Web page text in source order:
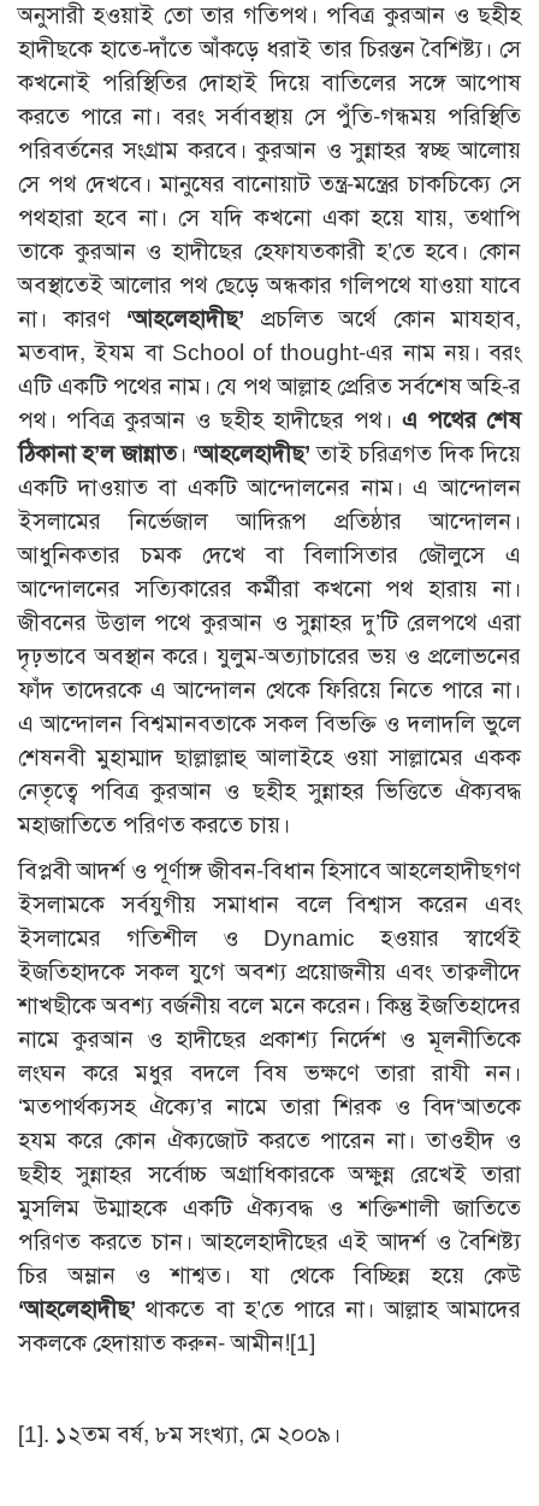
অনুসারী হওয়াই তো তার গতিপথ। পবিত্র কুরআন ও ছহীহ
হাদীছকে হাতে-দাঁতে আঁকড়ে ধরাই তার চিরন্তন বৈশিষ্ট্য। সে
কখনোই পরিস্থিতির দোহাই দিয়ে বাতিলের সঙ্গে আপোষ
করতে পারে না। বরং সর্বাবস্থায় সে পুঁতি-গন্ধময় পরিস্থিতি
পরিবর্তনের সংগ্রাম করবে। কুরআন ও সুন্নাহর স্বচ্ছ আলোয়
সে পথ দেখবে। মানুষের বানোয়াট তন্ত্র-মন্ত্রের চাকচিক্যে সে
পথহারা হবে না। সে যদি কখনো একা হয়ে যায়, তথাপি
তাকে কুরআন ও হাদীছের হেফাযতকারী হ’তে হবে। কোন
অবস্থাতেই আলোর পথ ছেড়ে অন্ধকার গলিপথে যাওয়া যাবে
না। কারণ ‘আহলেহাদীছ’ প্রচলিত অর্থে কোন মাযহাব,
মতবাদ, ইযম বা School of thought-এর নাম নয়। বরং
এটি একটি পথের নাম। যে পথ আল্লাহ প্রেরিত সর্বশেষ অহি-র
পথ। পবিত্র কুরআন ও ছহীহ হাদীছের পথ। এ পথের শেষ
ঠিকানা হ’ল জান্নাত। ‘আহলেহাদীছ’ তাই চরিত্রগত দিক দিয়ে
একটি দাওয়াত বা একটি আন্দোলনের নাম। এ আন্দোলন
ইসলামের নির্ভেজাল আদিরূপ প্রতিষ্ঠার আন্দোলন।
আধুনিকতার চমক দেখে বা বিলাসিতার জৌলুসে এ
আন্দোলনের সত্যিকারের কর্মীরা কখনো পথ হারায় না।
জীবনের উত্তাল পথে কুরআন ও সুন্নাহর দু’টি রেলপথে এরা
দৃঢ়ভাবে অবস্থান করে। যুলুম-অত্যাচারের ভয় ও প্রলোভনের
ফাঁদ তাদেরকে এ আন্দোলন থেকে ফিরিয়ে নিতে পারে না।
এ আন্দোলন বিশ্বমানবতাকে সকল বিভক্তি ও দলাদলি ভুলে
শেষনবী মুহাম্মাদ ছাল্লাল্লাহু আলাইহে ওয়া সাল্লামের একক
নেতৃত্বে পবিত্র কুরআন ও ছহীহ সুন্নাহর ভিত্তিতে ঐক্যবদ্ধ
মহাজাতিতে পরিণত করতে চায়।
বিপ্লবী আদর্শ ও পূর্ণাঙ্গ জীবন-বিধান হিসাবে আহলেহাদীছগণ
ইসলামকে সর্বযুগীয় সমাধান বলে বিশ্বাস করেন এবং
ইসলামের গতিশীল ও Dynamic হওয়ার স্বার্থেই
ইজতিহাদকে সকল যুগে অবশ্য প্রয়োজনীয় এবং তাক্বলীদে
শাখছীকে অবশ্য বর্জনীয় বলে মনে করেন। কিন্তু ইজতিহাদের
নামে কুরআন ও হাদীছের প্রকাশ্য নির্দেশ ও মূলনীতিকে
লংঘন করে মধুর বদলে বিষ ভক্ষণে তারা রাযী নন।
‘মতপার্থক্যসহ ঐক্যে’র নামে তারা শিরক ও বিদ‘আতকে
হযম করে কোন ঐক্যজোট করতে পারেন না। তাওহীদ ও
ছহীহ সুন্নাহর সর্বোচ্চ অগ্রাধিকারকে অক্ষুন্ন রেখেই তারা
মুসলিম উম্মাহকে একটি ঐক্যবদ্ধ ও শক্তিশালী জাতিতে
পরিণত করতে চান। আহলেহাদীছের এই আদর্শ ও বৈশিষ্ট্য
চির অম্লান ও শাশ্বত। যা থেকে বিচ্ছিন্ন হয়ে কেউ
‘আহলেহাদীছ’ থাকতে বা হ’তে পারে না। আল্লাহ আমাদের
সকলকে হেদায়াত করুন- আমীন![1]
[1]. ১২তম বর্ষ, ৮ম সংখ্যা, মে ২০০৯।